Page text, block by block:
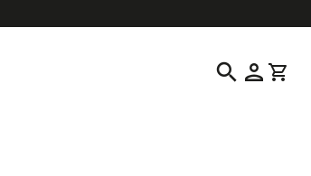
search person shopping_cart